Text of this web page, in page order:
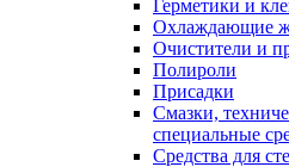
Герметики и
Охлаждающие
Очистители и
Полироли
Присадки
Смазки,
специальные
Средства для